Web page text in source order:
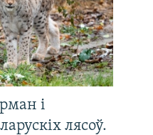
і
лясоў.